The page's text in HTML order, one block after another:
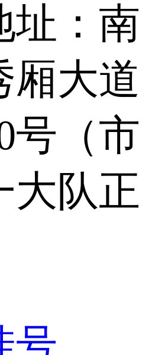
址：南
厢大道
号（市
大队正
号